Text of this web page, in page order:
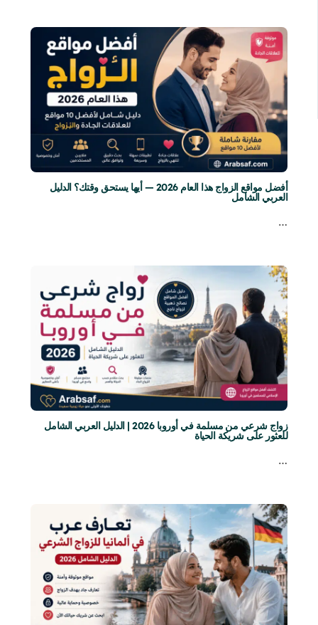
أفضل مواقع الزواج هذا العام 2026 — أيها يستحق وقتك؟ الدليل
العربي الشامل
…
زواج شرعي من مسلمة في أوروبا 2026 | الدليل العربي الشامل
للعثور على شريكة الحياة
…